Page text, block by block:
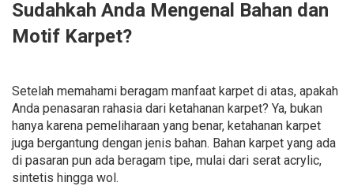
Sudahkah Anda Mengenal Bahan dan
Motif Karpet?
Setelah memahami beragam manfaat karpet di atas, apakah
Anda penasaran rahasia dari ketahanan karpet? Ya, bukan
hanya karena pemeliharaan yang benar, ketahanan karpet
juga bergantung dengan jenis bahan. Bahan karpet yang ada
di pasaran pun ada beragam tipe, mulai dari serat acrylic,
sintetis hingga wol.